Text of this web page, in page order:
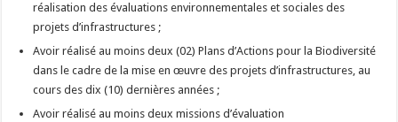
réalisation des évaluations environnementales et sociales des
projets d’infrastructures ;
Avoir réalisé au moins deux (02) Plans d’Actions pour la Biodiversité
dans le cadre de la mise en œuvre des projets d’infrastructures, au
cours des dix (10) dernières années ;
Avoir réalisé au moins deux missions d’évaluation